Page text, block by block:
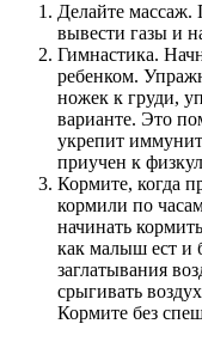
Делайте
вывести газы и
Гимнастика.
ребенком.
ножек к груди,
варианте. Это
укрепит
приучен к
Кормите, когда
кормили по
начинать
как малыш ест и
заглатывания
срыгивать
Кормите без